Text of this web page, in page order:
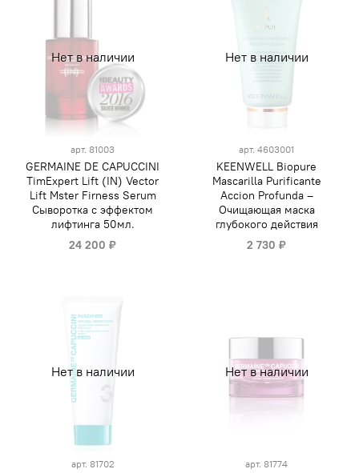
Нет в наличии
арт. 81003
GERMAINE DE CAPUCCINI
TimExpert Lift (IN) Vector
Lift Mster Firness Serum
Сыворотка с эффектом
лифтинга 50мл.
24 200 ₽
Нет в наличии
арт. 4603001
KEENWELL Biopure
Mascarilla Purificante
Accion Profunda –
Очищающая маска
глубокого действия
2 730 ₽
Нет в наличии
арт. 81702
Нет в наличии
арт. 81774